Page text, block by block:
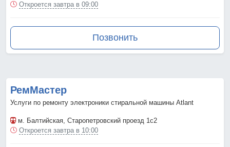
Откроется завтра в 09:00
Позвонить
РемМастер
Услуги по ремонту электроники стиральной машины Atlant
м. Балтийская, Старопетровский проезд 1с2
Откроется завтра в 10:00